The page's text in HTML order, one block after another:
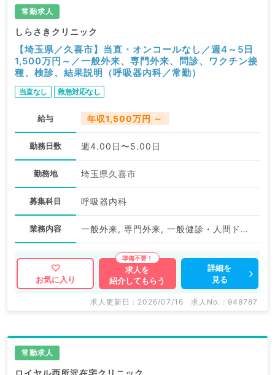
常勤求人
しらさきクリニック
【埼玉県／久喜市】当直・オンコールなし／週4～5日
1,500万円～／一般外来、専門外来、問診、ワクチン接
種、検診、結果説明（呼吸器内科／常勤）
当直なし 救急対応なし
給与 年収1,500万円 ～
勤務日数 週4.00日〜5.00日
勤務地 埼玉県久喜市
募集科目 呼吸器内科
業務内容 一般外来, 専門外来, 一般健診・人間ドック, 予防接種, その他
お気に入り
求人を
紹介してもらう
詳細を
見る
求人更新日 : 2026/07/16 求人No. : 948787
常勤求人
ロイヤル西所沢在宅クリニック